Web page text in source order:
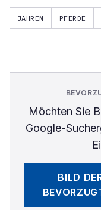
JAHREN PFERDE
Möchten Sie
Google-
BILD